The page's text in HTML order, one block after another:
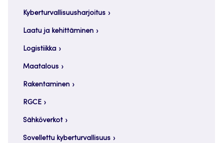
Kyberturvallisuusharjoitus
Laatu ja kehittäminen
Logistiikka
Maatalous
Rakentaminen
RGCE
Sähköverkot
Sovellettu kyberturvallisuus